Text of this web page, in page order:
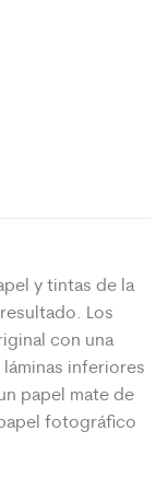
y tintas de la
resultado. Los
con una
inferiores
papel mate de
fotográfico